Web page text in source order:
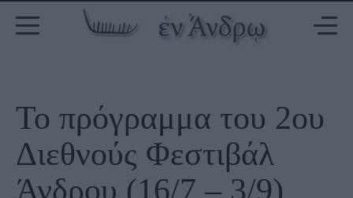
Το πρόγραμμα του 2ου
Διεθνούς Φεστιβάλ
Άνδρου (16/7 – 3/9)